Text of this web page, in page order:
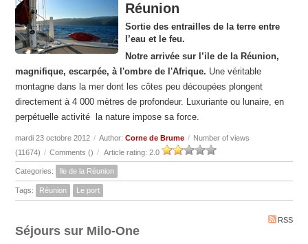
Réunion
Sortie des entrailles de la terre entre
l’eau et le feu.
Notre arrivée sur l’ile de la Réunion,
magnifique, escarpée, à l'ombre de l'Afrique. Une véritable
montagne dans la mer dont les côtes peu découpées plongent
directement à 4 000 mètres de profondeur. Luxuriante ou lunaire, en
perpétuelle activité la nature impose sa force.
mardi 23 octobre 2012 / Author:Corne de Brume / Number of views
(11674) / Comments () / Article rating: 2.0
Categories: Ile de la Réunion
Tags: Réunion Le port
RSS
Séjours sur Milo-One